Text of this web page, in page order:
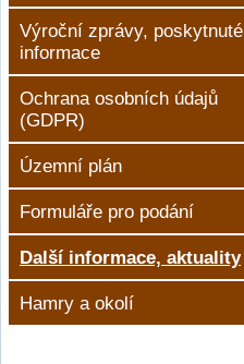
Výroční zprávy, poskytnuté
informace
Ochrana osobních údajů
(GDPR)
Územní plán
Formuláře pro podání
Další informace, aktuality
Hamry a okolí